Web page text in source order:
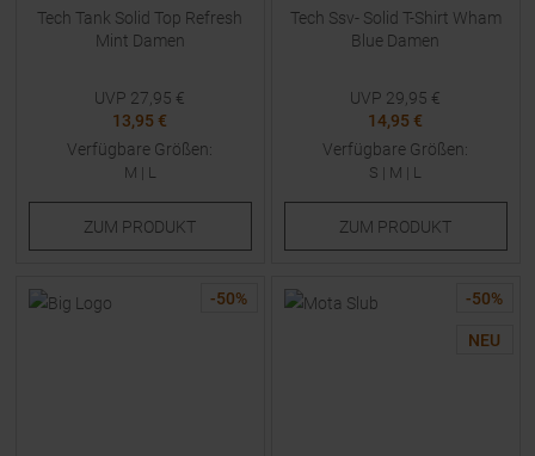
Tech Tank Solid Top Refresh
Mint Damen
UVP 27,95 €
13,95 €
Verfügbare Größen:
M | L
ZUM PRODUKT
Tech Ssv- Solid T-Shirt Wham
Blue Damen
UVP 29,95 €
14,95 €
Verfügbare Größen:
S | M | L
ZUM PRODUKT
-50% -50%
NEU